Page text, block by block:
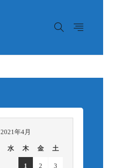
2021年4月
水 木 金 土
1 2 3